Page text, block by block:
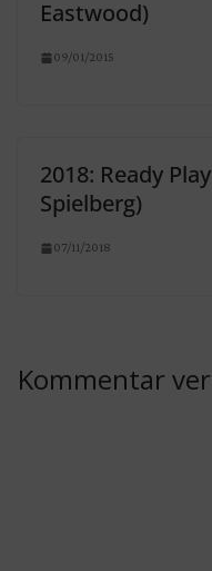
Eastwood)
09/01/2015
2018: Ready
Spielberg)
07/11/2018
Kommentar